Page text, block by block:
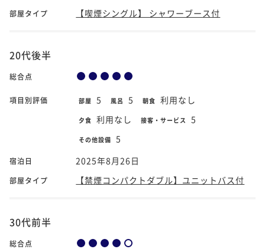
部屋タイプ 【喫煙シングル】 シャワーブース付
20代後半
総合点
項目別評価 部屋 5 風呂 5 朝食 利用なし
夕食 利用なし 接客・サービス 5
その他設備 5
宿泊日 2025年8月26日
部屋タイプ 【禁煙コンパクトダブル】ユニットバス付
30代前半
総合点